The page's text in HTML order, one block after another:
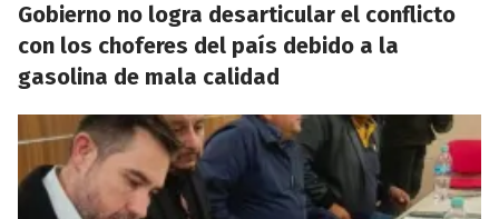
Gobierno no logra desarticular el conflicto
con los choferes del país debido a la
gasolina de mala calidad